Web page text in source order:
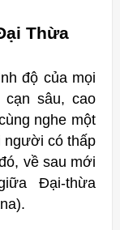
Thừa
độ của mọi
sâu, cao
nghe một
người có thấp
về sau mới
Đại-thừa